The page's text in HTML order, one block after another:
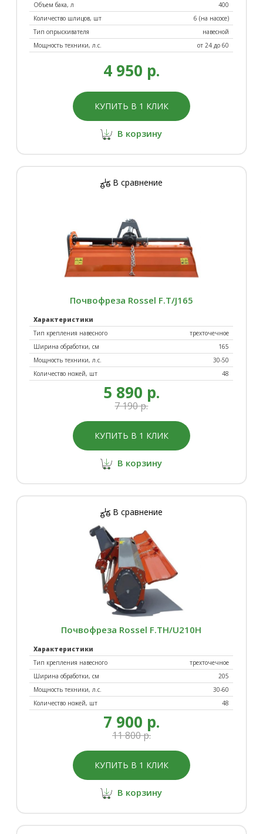
Объем бака, л
400
Количество шлицов, шт
6 (на насосе)
Тип опрыскивателя
навесной
Мощность техники, л.с.
от 24 до 60
4 950 р.
КУПИТЬ В 1 КЛИК
В корзину
В сравнение
Почвофреза Rossel F.T/J165
Характеристики
Тип крепления навесного
трехточечное
Ширина обработки, см
165
Мощность техники, л.с.
30-50
Количество ножей, шт
48
5 890 р.
7 190 р.
КУПИТЬ В 1 КЛИК
В корзину
В сравнение
Почвофреза Rossel F.TH/U210H
Характеристики
Тип крепления навесного
трехточечное
Ширина обработки, см
205
Мощность техники, л.с.
30-60
Количество ножей, шт
48
7 900 р.
11 800 р.
КУПИТЬ В 1 КЛИК
В корзину